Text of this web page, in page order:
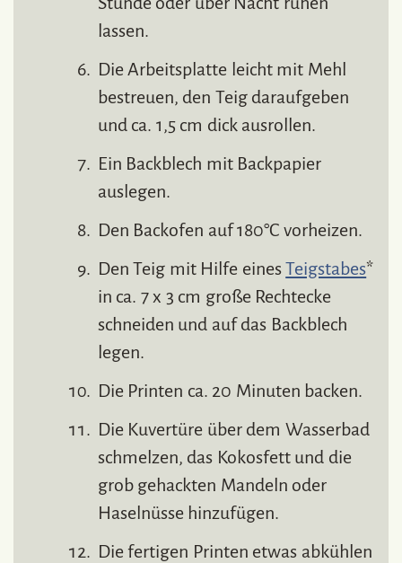
lassen.
Die Arbeitsplatte leicht mit Mehl
bestreuen, den Teig daraufgeben
und ca. 1,5 cm dick ausrollen.
Ein Backblech mit Backpapier
auslegen.
Den Backofen auf 180°C vorheizen.
Den Teig mit Hilfe einesTeigstabes*
in ca. 7 x 3 cm große Rechtecke
schneiden und auf das Backblech
legen.
Die Printen ca. 20 Minuten backen.
Die Kuvertüre über dem Wasserbad
schmelzen, das Kokosfett und die
grob gehackten Mandeln oder
Haselnüsse hinzufügen.
Die fertigen Printen etwas abkühlen